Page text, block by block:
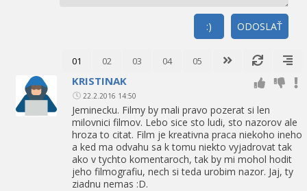
ODOSLAŤ
:)
01 02 03 04 05
KRISTINAK
22.2.2016 14:50
Jeminecku. Filmy by mali pravo pozerat si len
milovnici filmov. Lebo sice sto ludi, sto nazorov ale
hroza to citat. Film je kreativna praca niekoho ineho
a ked ma odvahu sa k tomu niekto vyjadrovat tak
ako v tychto komentaroch, tak by mi mohol hodit
jeho filmografiu, nech si teda urobim nazor. Jaj, ty
ziadnu nemas :D.